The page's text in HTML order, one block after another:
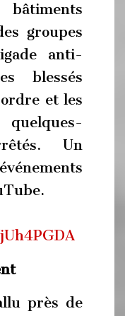
groupes
anti-
blessés
et les
Un
près de